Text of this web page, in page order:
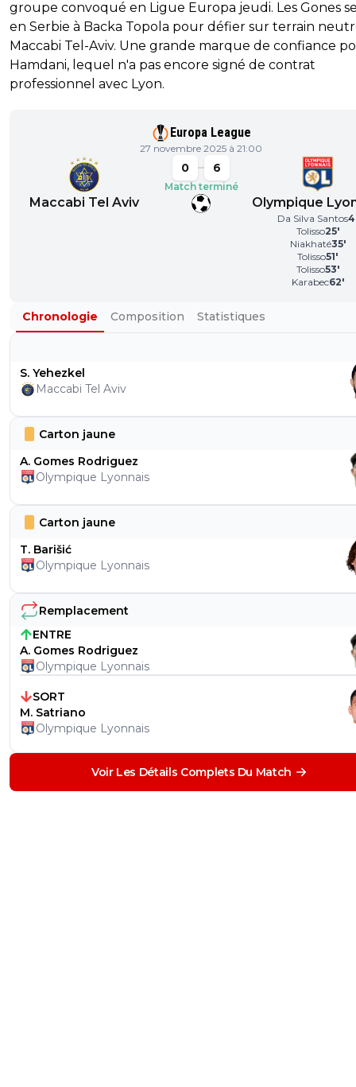
groupe convoqué en Ligue Europa jeudi. Les Gones
en Serbie à Backa Topola pour défier sur terrain
Maccabi Tel-Aviv. Une grande marque de confiance
Hamdani, lequel n'a pas encore signé de contrat
professionnel avec Lyon.
Europa League
27 novembre 2025 à 21:00
Maccabi Tel Aviv
0 6
Match terminé
Olympique
Da Silva Santos4
Tolisso25'
Niakhaté35'
Tolisso51'
Tolisso53'
Karabec62'
Chronologie Composition Statistiques
S. Yehezkel
Maccabi Tel Aviv
Carton jaune
A. Gomes Rodriguez
Olympique Lyonnais
Carton jaune
T. Barišić
Olympique Lyonnais
Remplacement
ENTRE
A. Gomes Rodriguez
Olympique Lyonnais
SORT
M. Satriano
Olympique Lyonnais
Voir Les Détails Complets Du Match